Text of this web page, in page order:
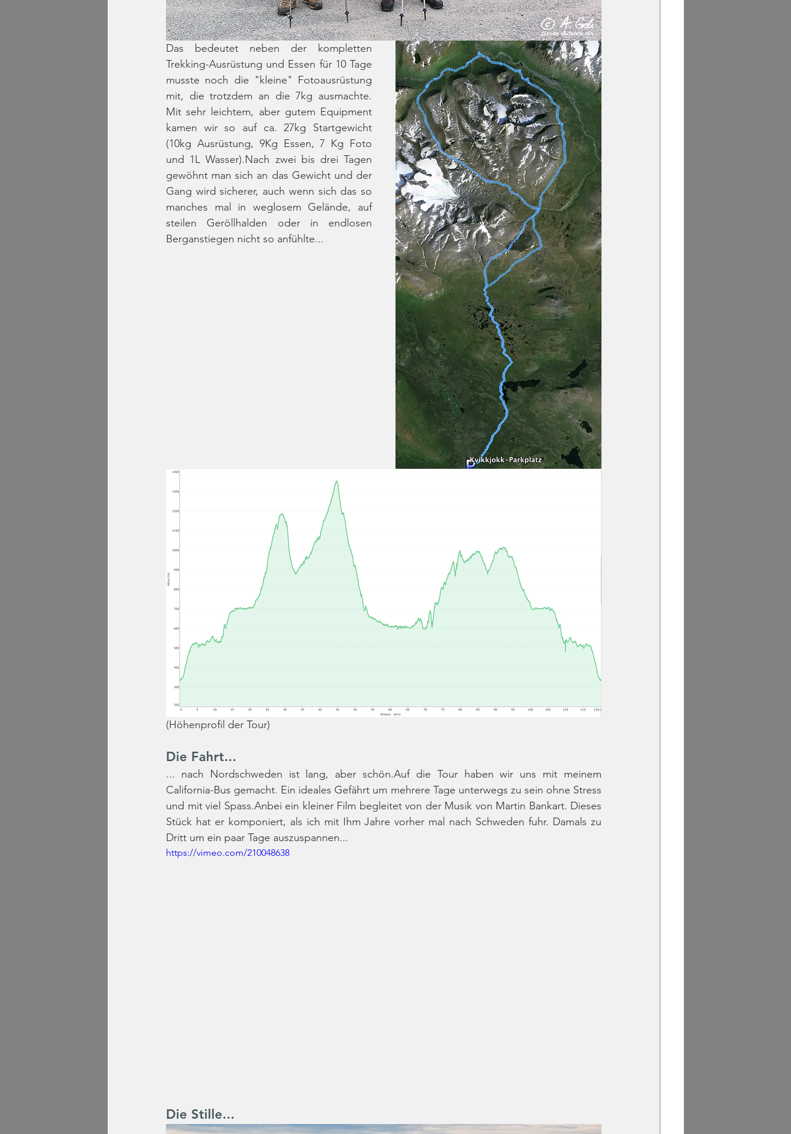
Das bedeutet neben der kompletten
Trekking-Ausrüstung und Essen für 10 Tage
musste noch die "kleine" Fotoausrüstung
mit, die trotzdem an die 7kg ausmachte.
Mit sehr leichtem, aber gutem Equipment
kamen wir so auf ca. 27kg Startgewicht
(10kg Ausrüstung, 9Kg Essen, 7 Kg Foto
und 1L Wasser).Nach zwei bis drei Tagen
gewöhnt man sich an das Gewicht und der
Gang wird sicherer, auch wenn sich das so
manches mal in weglosem Gelände, auf
steilen Geröllhalden oder in endlosen
Berganstiegen nicht so anfühlte...
(Höhenprofil der Tour)
Die Fahrt...
... nach Nordschweden ist lang, aber schön.Auf die Tour haben wir uns mit meinem
California-Bus gemacht. Ein ideales Gefährt um mehrere Tage unterwegs zu sein ohne Stress
und mit viel Spass.Anbei ein kleiner Film begleitet von der Musik von Martin Bankart. Dieses
Stück hat er komponiert, als ich mit Ihm Jahre vorher mal nach Schweden fuhr. Damals zu
Dritt um ein paar Tage auszuspannen...
https://vimeo.com/210048638
Die Stille...